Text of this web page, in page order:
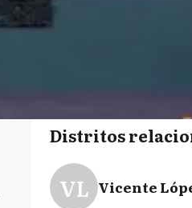
Distritos
VL Vicente